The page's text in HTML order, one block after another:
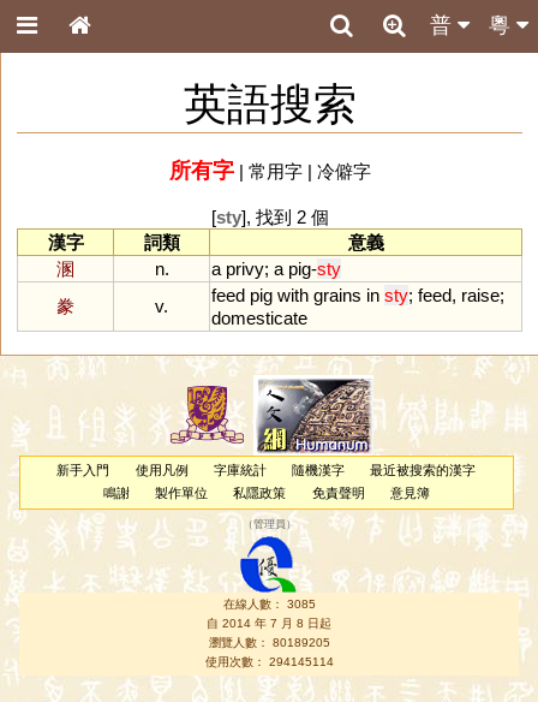
粵
普
英語搜索
所有字| 常用字| 冷僻字
[sty], 找到 2 個
漢字
詞類
意義
溷
n. a privy; a pig-sty
豢
v.
feed pig with grains in sty; feed, raise;
domesticate
新手入門 使用凡例 字庫統計 隨機漢字
最近被搜索的漢字
鳴謝
製作單位 私隱政策 免責聲明 意見簿
（管理員 ）
在線人數： 3085
自 2014 年 7 月 8 日起
瀏覽人數： 80189205
使用次數： 294145114